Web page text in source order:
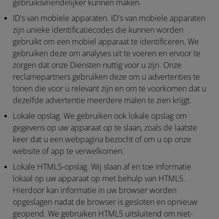
gebruiksvriendelijker kunnen maken.
ID's van mobiele apparaten. ID's van mobiele apparaten
zijn unieke identificatiecodes die kunnen worden
gebruikt om een mobiel apparaat te identificeren. We
gebruiken deze om analyses uit te voeren en ervoor te
zorgen dat onze Diensten nuttig voor u zijn. Onze
reclamepartners gebruiken deze om u advertenties te
tonen die voor u relevant zijn en om te voorkomen dat u
dezelfde advertentie meerdere malen te zien krijgt.
Lokale opslag. We gebruiken ook lokale opslag om
gegevens op uw apparaat op te slaan, zoals de laatste
keer dat u een webpagina bezocht of om u op onze
website of app te verwelkomen.
Lokale HTML5-opslag. Wij slaan af en toe informatie
lokaal op uw apparaat op met behulp van HTML5.
Hierdoor kan informatie in uw browser worden
opgeslagen nadat de browser is gesloten en opnieuw
geopend. We gebruiken HTML5 uitsluitend om niet-